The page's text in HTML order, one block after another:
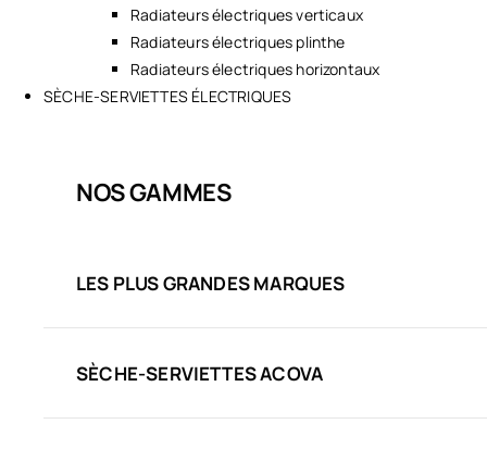
Radiateurs électriques verticaux
Radiateurs électriques plinthe
Radiateurs électriques horizontaux
SÈCHE-SERVIETTES ÉLECTRIQUES
NOS GAMMES
LES PLUS GRANDES MARQUES
SÈCHE-SERVIETTES ACOVA